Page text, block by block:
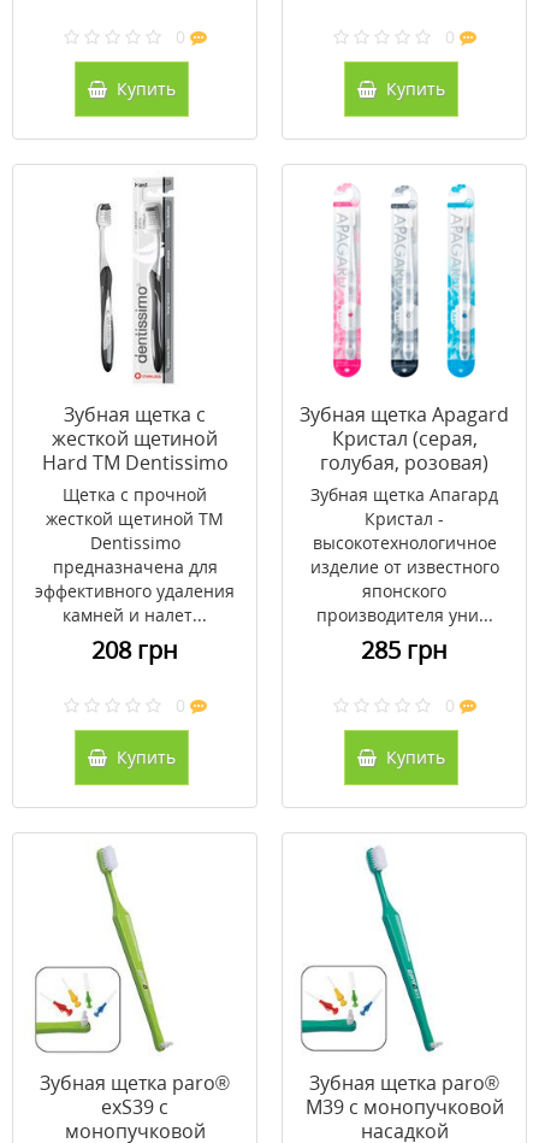
0
Купить
0
Купить
Зубная щeтка с
жесткой щетиной
Hard ТМ Dentissimo
Щетка с прочной
жесткой щетиной ТМ
Dentissimo
предназначена для
эффективного удаления
камней и налет...
208 грн
0
Купить
Зубная щетка Apagard
Кристал (серая,
голубая, розовая)
Зубная щетка Апагард
Кристал -
высокотехнологичное
изделие от известного
японского
производителя уни...
285 грн
0
Купить
Зубная щетка paro®
exS39 с
монопучковой
Зубная щетка paro®
M39 с монопучковой
насадкой